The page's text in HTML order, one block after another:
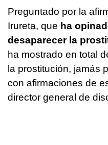
Preguntado por la
Irureta, que ha
desaparecer la
ha mostrado en total
la prostitución, jamás
con afirmaciones de
director general de